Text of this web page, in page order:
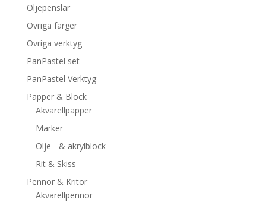
Oljepenslar
Övriga färger
Övriga verktyg
PanPastel set
PanPastel Verktyg
Papper & Block
Akvarellpapper
Marker
Olje - & akrylblock
Rit & Skiss
Pennor & Kritor
Akvarellpennor